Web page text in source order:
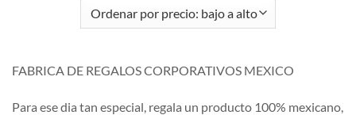
FABRICA DE REGALOS CORPORATIVOS MEXICO
Para ese dia tan especial, regala un producto 100% mexicano,